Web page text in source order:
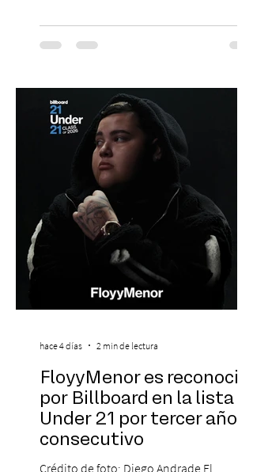
agosto, el Parque Arena Temuco será
escenario de una noche dedicada al indie
banda que llegará a la capital de La
Araucanía para ofrecer un show cargado
de energía, guitarras y canciones que han
marcado su breve pero exitosa trayectoria.
FloyyMenor es reconocido
por Billboard en la lista 21
Under 21 por tercer año
consecutivo
Crédito de foto: Diego Andrade El
hace 4 días 2 min de lectura